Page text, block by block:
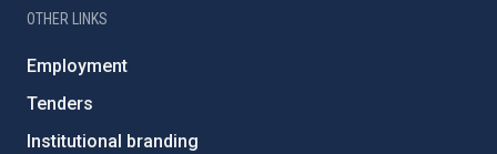
OTHER LINKS
Employment
Tenders
Institutional branding